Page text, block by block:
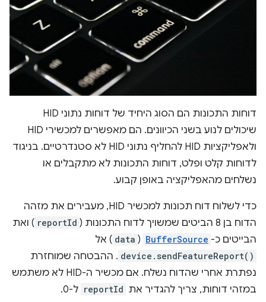
דוחות התכונות הם הסוג היחיד של דוחות נתוני HID
שיכולים לנוע בשני הכיוונים. הם מאפשרים למכשירי HID
ולאפליקציות HID להחליף נתוני HID לא סטנדרטיים. בניגוד
לדוחות קלט ופלט, דוחות התכונות לא מתקבלים או
נשלחים מהאפליקציה באופן קבוע.
כדי לשלוח דוח תכונות למכשיר HID, מעבירים את מזהה
הדוח בן 8 הביטים שמשויך לדוח התכונות (
reportId ) ואת
הבייטים כ- BufferSource
(
data ) אל
device.sendFeatureReport() . ההבטחה שמוחזרת
נפתרת אחרי שהדוח נשלח. אם מכשיר ה-HID לא משתמש
במזהי דוחות, צריך להגדיר את reportId ל-0.